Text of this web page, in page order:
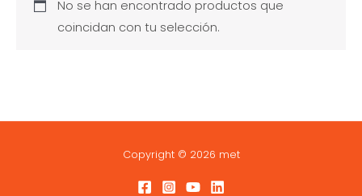
No se han encontrado productos que
coincidan con tu selección.
Copyright © 2026 met